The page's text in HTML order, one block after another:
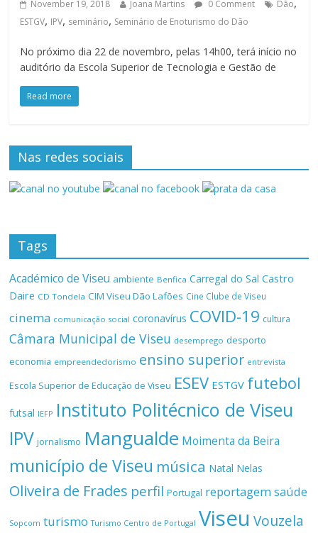
November 19, 2018 Joana Martins 0 Comment Dão
ESTGV, IPV, seminário, Seminário de Enoturismo do Dão
No próximo dia 22 de novembro, pelas 14h00, terá início no
auditório da Escola Superior de Tecnologia e Gestão de
Read more
Nas redes sociais
Tags
Académico de Viseu ambiente Benfica Carregal do Sal Castro
Daire CD Tondela CIM Viseu Dão Lafões Cine Clube de Viseu
cinema comunicação social coronavírus COVID-19 cultura
Câmara Municipal de Viseu desemprego desporto
economia empreendedorismo ensino superior entrevista
Escola Superior de Educação de Viseu ESEV ESTGV futebol
futsal IEFP Instituto Politécnico de Viseu
IPV jornalismo Mangualde Moimenta da Beira
município de Viseu música Natal Nelas
Oliveira de Frades perfil Portugal reportagemsaúde
Sopcom turismo Turismo Centro de Portugal Viseu Vouzela